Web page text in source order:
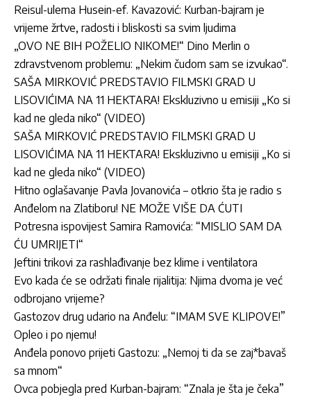
Reisul-ulema Husein-ef. Kavazović: Kurban-bajram je
vrijeme žrtve, radosti i bliskosti sa svim ljudima
„OVO NE BIH POŽELIO NIKOME!“ Dino Merlin o
zdravstvenom problemu: „Nekim čudom sam se izvukao“.
SAŠA MIRKOVIĆ PREDSTAVIO FILMSKI GRAD U
LISOVIĆIMA NA 11 HEKTARA! Ekskluzivno u emisiji „Ko si
kad ne gleda niko“ (VIDEO)
SAŠA MIRKOVIĆ PREDSTAVIO FILMSKI GRAD U
LISOVIĆIMA NA 11 HEKTARA! Ekskluzivno u emisiji „Ko si
kad ne gleda niko“ (VIDEO)
Hitno oglašavanje Pavla Jovanovića – otkrio šta je radio s
Anđelom na Zlatiboru! NE MOŽE VIŠE DA ĆUTI
Potresna ispovijest Samira Ramovića: “MISLIO SAM DA
ĆU UMRIJETI“
Jeftini trikovi za rashlađivanje bez klime i ventilatora
Evo kada će se održati finale rijalitija: Njima dvoma je već
odbrojano vrijeme?
Gastozov drug udario na Anđelu: “IMAM SVE KLIPOVE!”
Opleo i po njemu!
Anđela ponovo prijeti Gastozu: „Nemoj ti da se zaj*bavaš
sa mnom“
Ovca pobjegla pred Kurban-bajram: “Znala je šta je čeka”